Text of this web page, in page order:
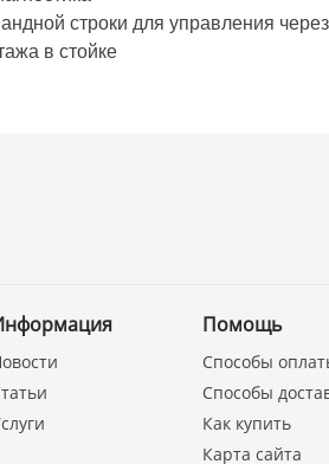
строки для управления
в стойке
Помощь
Способы
Способы
Как купить
Карта сайта